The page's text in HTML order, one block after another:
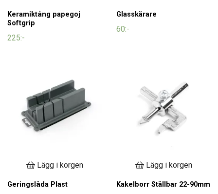
Keramiktång papegoj
Softgrip
225:-
Glasskärare
60:-
Lägg i korgen
Geringslåda Plast
Lägg i korgen
Kakelborr Ställbar 22-90mm